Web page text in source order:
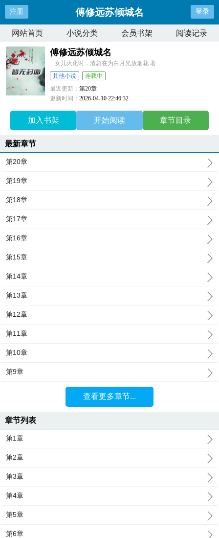
注册 傅修远苏倾城名 登录
网站首页 小说分类 会员书架 阅读记录
傅修远苏倾城名
女儿火化时，渣总在为白月光放烟花 著
其他小说
连载中
最近更新：第20章
更新时间：2026-04-10 22:46:32
加入书架 开始阅读 章节目录
最新章节
第20章
第19章
第18章
第17章
第16章
第15章
第14章
第13章
第12章
第11章
第10章
第9章
查看更多章节...
章节列表
第1章
第2章
第3章
第4章
第5章
第6章